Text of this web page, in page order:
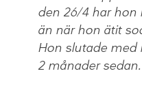
den 26/4 har
än när hon ätit
Hon slutade med
2 månader sedan.